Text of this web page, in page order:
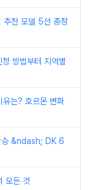
천 모델 5선 총정
방법부터 지역별
는? 호르몬 변화
승 &ndash; DK 6
모든 것